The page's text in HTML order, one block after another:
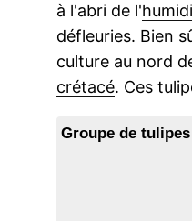
à l'abri de l'
défleuries. Bien
culture au nord
crétacé. Ces
Groupe de